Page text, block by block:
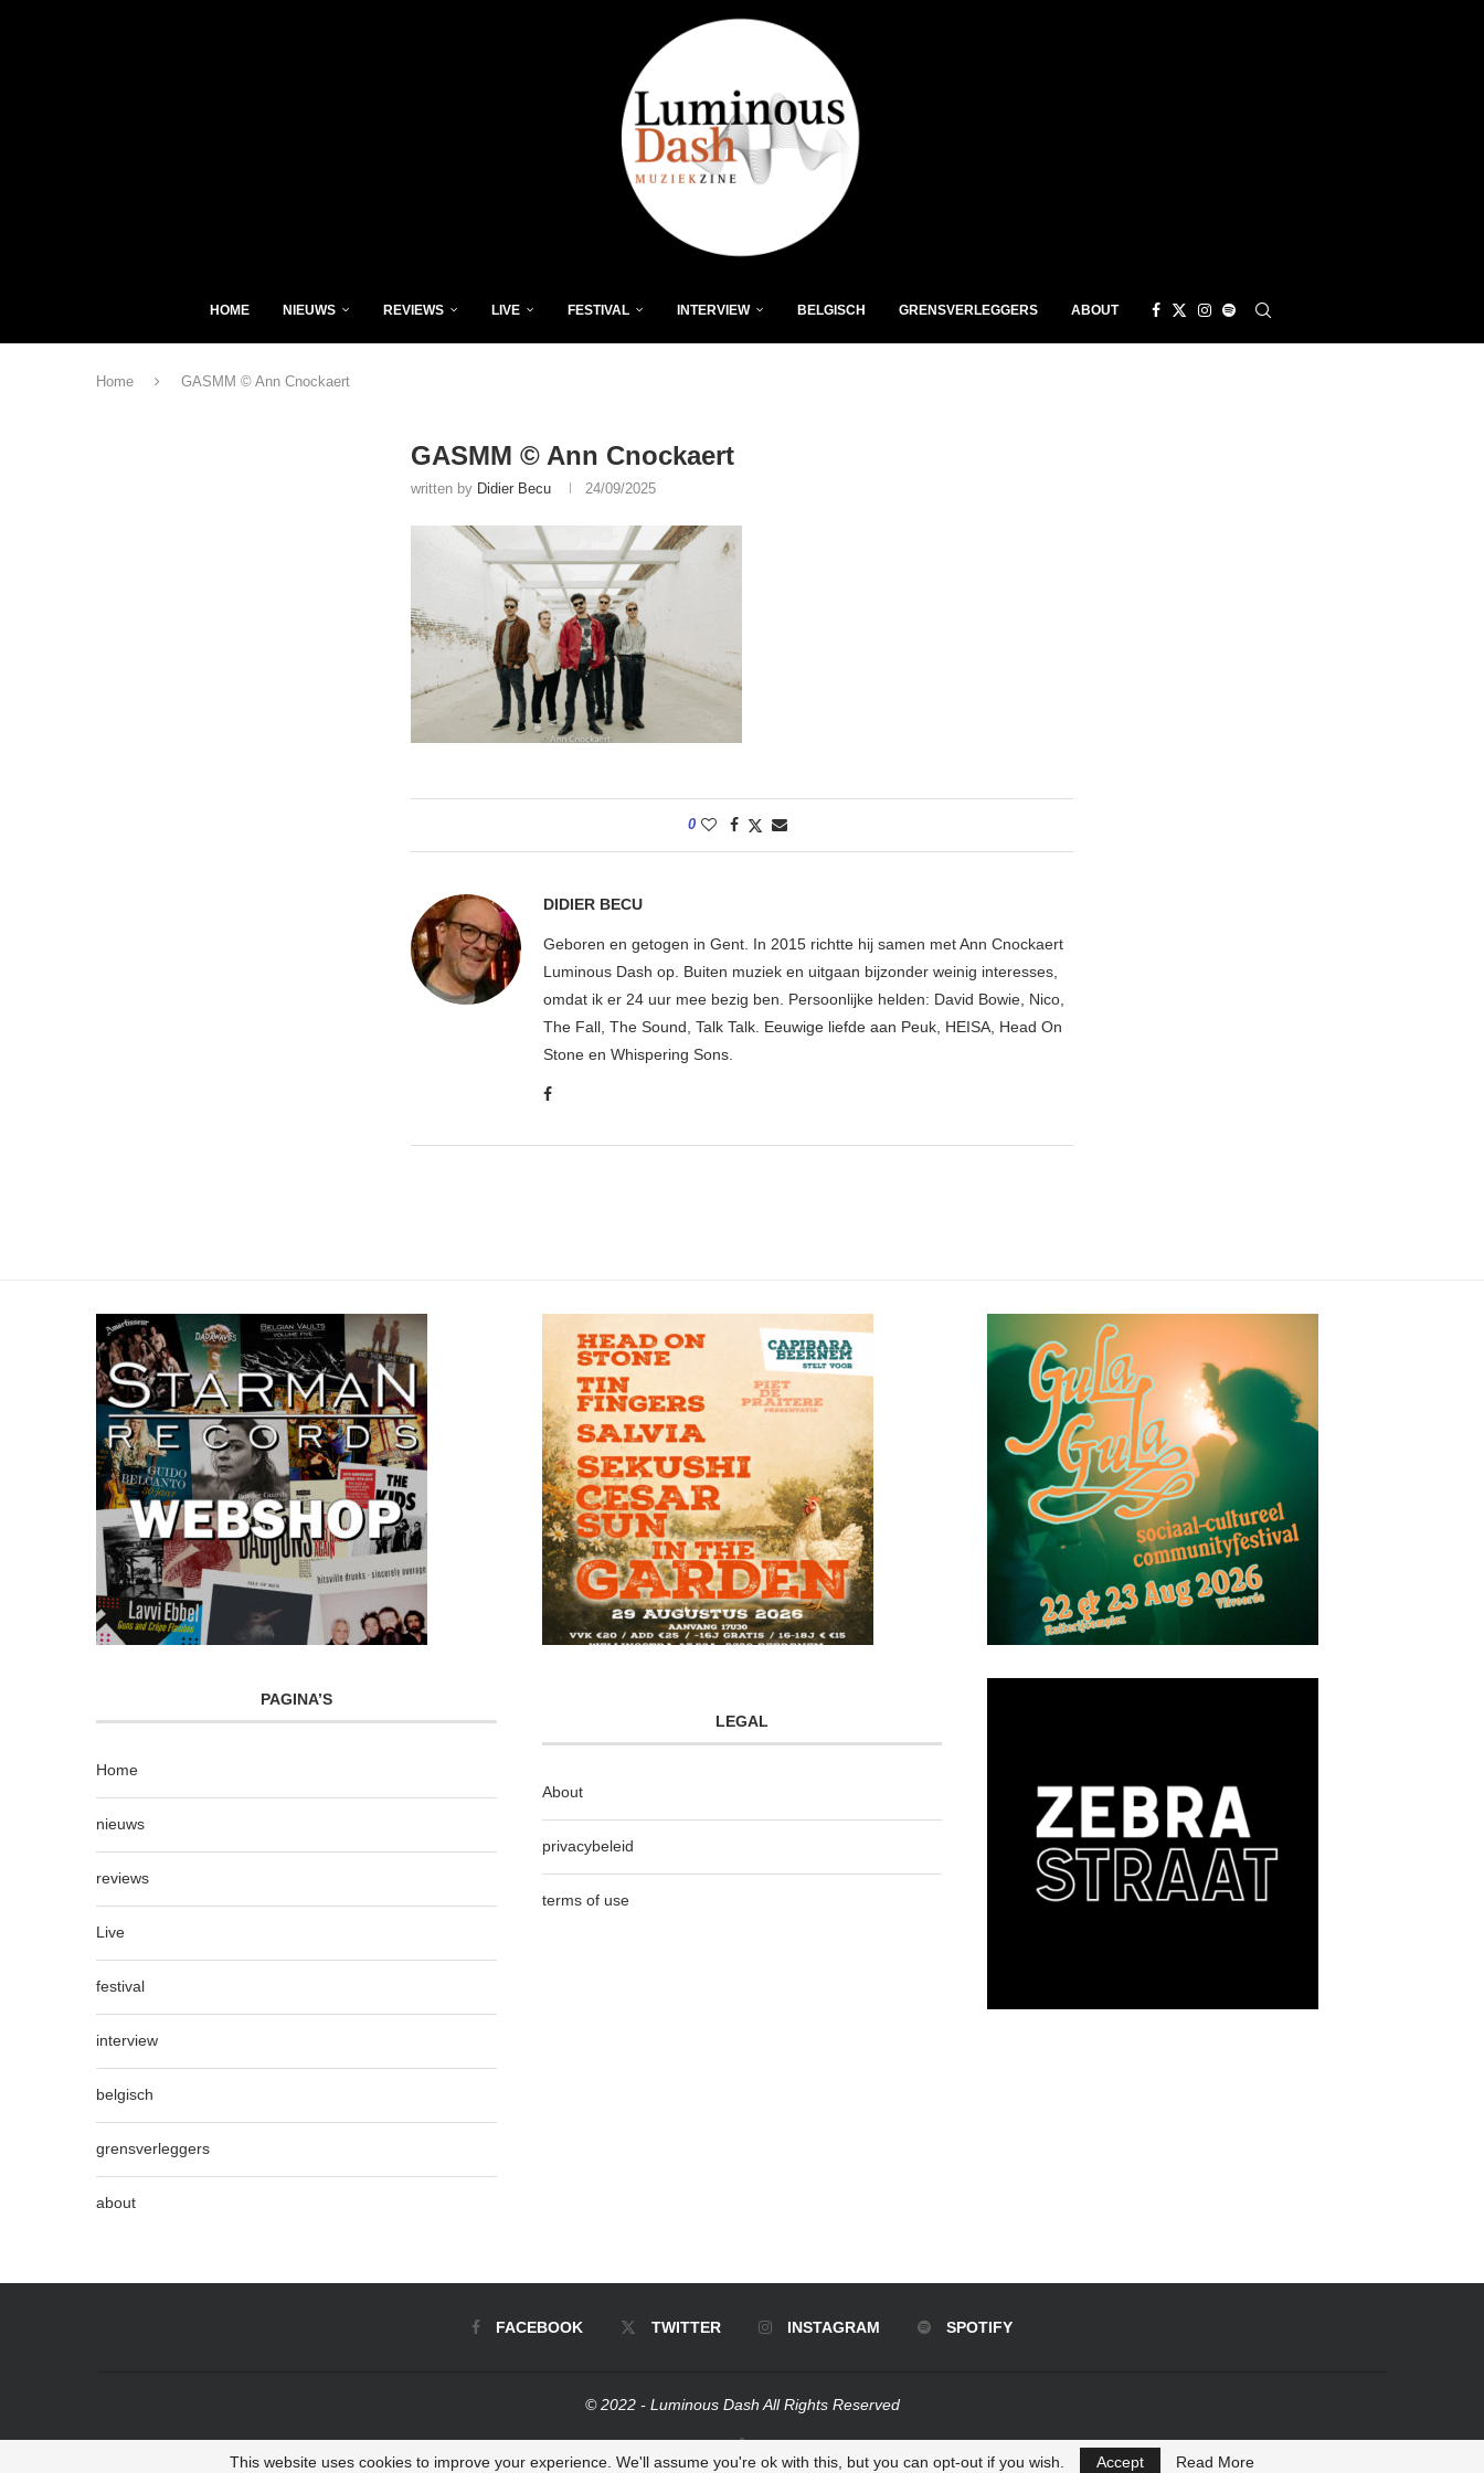
HOME NIEUWS REVIEWS LIVE FESTIVAL INTERVIEW BELGISCH GRENSVERLEGGERS ABOUT
Home GASMM © Ann Cnockaert
GASMM © Ann Cnockaert
written by Didier Becu 24/09/2025
0
DIDIER BECU
Geboren en getogen in Gent. In 2015 richtte hij samen met Ann Cnockaert
Luminous Dash op. Buiten muziek en uitgaan bijzonder weinig interesses,
omdat ik er 24 uur mee bezig ben. Persoonlijke helden: David Bowie, Nico,
The Fall, The Sound, Talk Talk. Eeuwige liefde aan Peuk, HEISA, Head On
Stone en Whispering Sons.
PAGINA’S
Home
nieuws
reviews
Live
festival
interview
belgisch
grensverleggers
about
LEGAL
About
privacybeleid
terms of use
FACEBOOK TWITTER INSTAGRAM SPOTIFY
© 2022 - Luminous Dash All Rights Reserved
BACK TO TOP
This website uses cookies to improve your experience. We'll assume you're ok with this, but you can opt-out if you wish. Accept Read More